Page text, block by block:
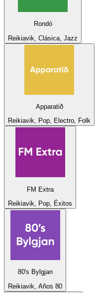
Rondó
Reikiavik, Clásica, Jazz
Apparatið
Reikiavik, Pop, Electro, Folk
FM Extra
Reikiavik, Pop, Éxitos
80's Bylgjan
Reikiavik, Años 80